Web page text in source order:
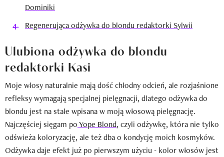
Dominiki
Regenerująca odżywka do blondu redaktorki Sylwii
Ulubiona odżywka do blondu
redaktorki Kasi
Moje włosy naturalnie mają dość chłodny odcień, ale rozjaśnione
refleksy wymagają specjalnej pielęgnacji, dlatego odżywka do
blondu jest na stałe wpisana w moją włosową pielęgnację.
Najczęściej sięgam poYope Blond, czyli odżywkę, która nie tylko
odświeża koloryzację, ale też dba o kondycję moich kosmyków.
Odżywka daje efekt już po pierwszym użyciu - kolor włosów jest